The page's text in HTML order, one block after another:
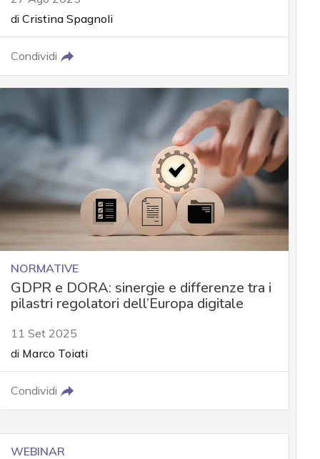
di Cristina Spagnoli
Condividi
NORMATIVE
GDPR e DORA: sinergie e differenze tra i
pilastri regolatori dell’Europa digitale
11 Set 2025
di Marco Toiati
Condividi
WEBINAR